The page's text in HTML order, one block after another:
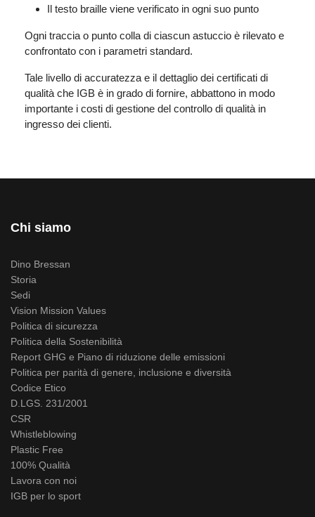
Il testo braille viene verificato in ogni suo punto
Ogni traccia o punto colla di ciascun astuccio è rilevato e
confrontato con i parametri standard.
Tale livello di accuratezza e il dettaglio dei certificati di
qualità che IGB è in grado di fornire, abbattono in modo
importante i costi di gestione del controllo di qualità in
ingresso dei clienti.
Chi siamo
Dino Bressan
Storia
Sedi
Vision Mission Values
Politica di sicurezza
Politica della Sostenibilità
Report GHG e Piano di riduzione delle emissioni
Politica per parità di genere, inclusione e diversità
Codice Etico
D.LGS. 231/2001
CSR
Whistleblowing
Plastic Free
100% Qualità
Lavora con noi
IGB per lo sport